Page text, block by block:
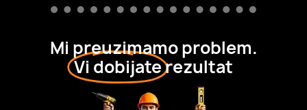
Mi preuzimamo problem.
Vi dobijaterezultat